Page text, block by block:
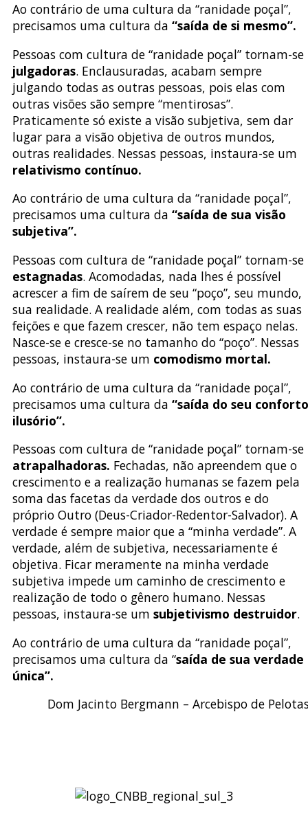
Ao contrário de uma cultura da “ranidade poçal”,
precisamos uma cultura da “saída de si mesmo”.
Pessoas com cultura de “ranidade poçal” tornam-se
julgadoras. Enclausuradas, acabam sempre
julgando todas as outras pessoas, pois elas com
outras visões são sempre “mentirosas”.
Praticamente só existe a visão subjetiva, sem dar
lugar para a visão objetiva de outros mundos,
outras realidades. Nessas pessoas, instaura-se um
relativismo contínuo.
Ao contrário de uma cultura da “ranidade poçal”,
precisamos uma cultura da “saída de sua visão
subjetiva”.
Pessoas com cultura de “ranidade poçal” tornam-se
estagnadas. Acomodadas, nada lhes é possível
acrescer a fim de saírem de seu “poço”, seu mundo,
sua realidade. A realidade além, com todas as suas
feições e que fazem crescer, não tem espaço nelas.
Nasce-se e cresce-se no tamanho do “poço”. Nessas
pessoas, instaura-se um comodismo mortal.
Ao contrário de uma cultura da “ranidade poçal”,
precisamos uma cultura da “saída do seu conforto
ilusório”.
Pessoas com cultura de “ranidade poçal” tornam-se
atrapalhadoras. Fechadas, não apreendem que o
crescimento e a realização humanas se fazem pela
soma das facetas da verdade dos outros e do
próprio Outro (Deus-Criador-Redentor-Salvador). A
verdade é sempre maior que a “minha verdade”. A
verdade, além de subjetiva, necessariamente é
objetiva. Ficar meramente na minha verdade
subjetiva impede um caminho de crescimento e
realização de todo o gênero humano. Nessas
pessoas, instaura-se um subjetivismo destruidor.
Ao contrário de uma cultura da “ranidade poçal”,
precisamos uma cultura da “saída de sua verdade
única”.
Dom Jacinto Bergmann – Arcebispo de